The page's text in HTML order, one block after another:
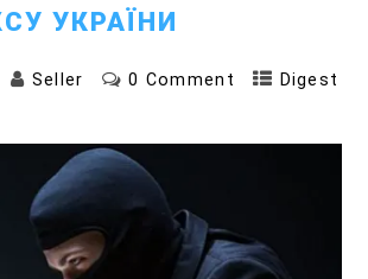
УКРАЇНИ
Seller 0 Comment Digest